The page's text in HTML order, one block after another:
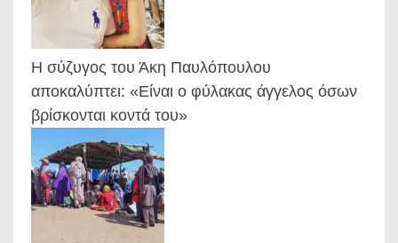
Η σύζυγος του Άκη Παυλόπουλου
αποκαλύπτει: «Είναι ο φύλακας άγγελος όσων
βρίσκονται κοντά του»